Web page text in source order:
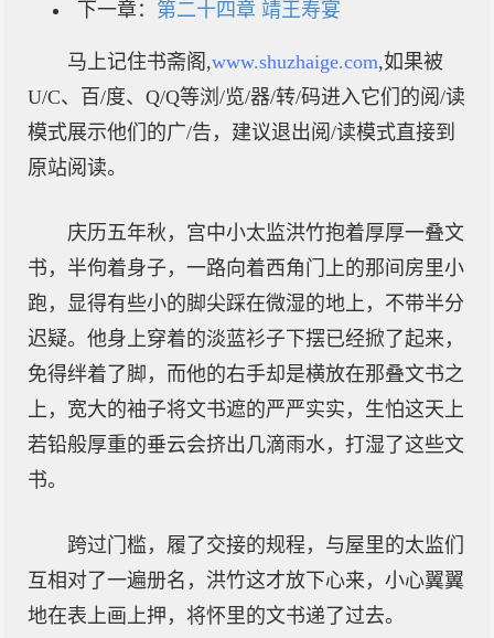
下一章： 第二十四章 靖王寿宴
马上记住书斋阁,www.shuzhaige.com,如果被
U/C、百/度、Q/Q等浏/览/器/转/码进入它们的阅/读
模式展示他们的广/告，建议退出阅/读模式直接到
原站阅读。
庆历五年秋，宫中小太监洪竹抱着厚厚一叠文
书，半佝着身子，一路向着西角门上的那间房里小
跑，显得有些小的脚尖踩在微湿的地上，不带半分
迟疑。他身上穿着的淡蓝衫子下摆已经掀了起来，
免得绊着了脚，而他的右手却是横放在那叠文书之
上，宽大的袖子将文书遮的严严实实，生怕这天上
若铅般厚重的垂云会挤出几滴雨水，打湿了这些文
书。
跨过门槛，履了交接的规程，与屋里的太监们
互相对了一遍册名，洪竹这才放下心来，小心翼翼
地在表上画上押，将怀里的文书递了过去。